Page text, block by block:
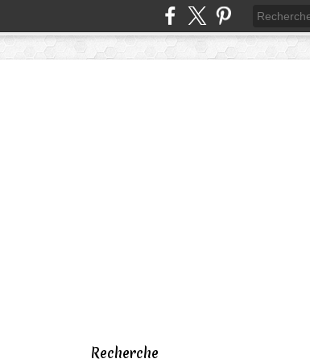
Recherche